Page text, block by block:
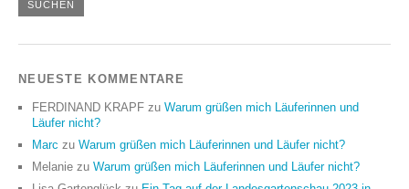
NEUESTE KOMMENTARE
FERDINAND KRAPF zu Warum grüßen mich Läuferinnen und
Läufer nicht?
Marc zu Warum grüßen mich Läuferinnen und Läufer nicht?
Melanie zu Warum grüßen mich Läuferinnen und Läufer nicht?